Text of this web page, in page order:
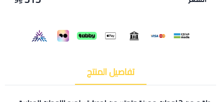
تفاصيل المنتج